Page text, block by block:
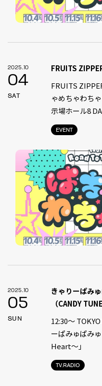
2025.10
04
SAT
EVENT
FRUITS
FRUITS
ゃめちゃわち
示場ホール8
2025.10
05
SUN
TV.RADIO
きゃりーぱみ
（CANDY TUNE
12:30〜
ーぱみゅぱみ
Heart〜」